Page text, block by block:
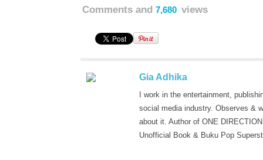
Comments and 7,680 views
Gia Adhika
I work in the entertainment,
social media industry. Observes &
about it. Author of ONE
Unofficial Book & Buku Pop